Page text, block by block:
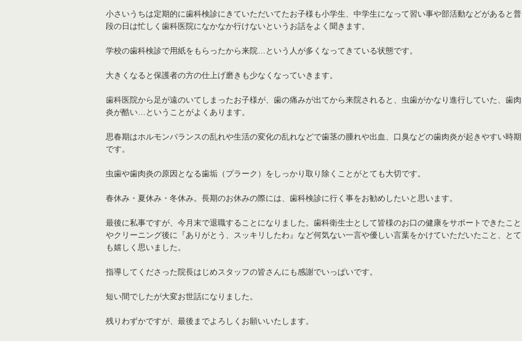
小さいうちは定期的に歯科検診にきていただいてたお子様も小学生、中学生になって習い事や部活動などがあると普
段の日は忙しく歯科医院になかなか行けないというお話をよく聞きます。
学校の歯科検診で用紙をもらったから来院…という人が多くなってきている状態です。
大きくなると保護者の方の仕上げ磨きも少なくなっていきます。
歯科医院から足が遠のいてしまったお子様が、歯の痛みが出てから来院されると、虫歯がかなり進行していた、歯肉
炎が酷い…ということがよくあります。
思春期はホルモンバランスの乱れや生活の変化の乱れなどで歯茎の腫れや出血、口臭などの歯肉炎が起きやすい時期
です。
虫歯や歯肉炎の原因となる歯垢（プラーク）をしっかり取り除くことがとても大切です。
春休み・夏休み・冬休み。長期のお休みの際には、歯科検診に行く事をお勧めしたいと思います。
最後に私事ですが、今月末で退職することになりました。歯科衛生士として皆様のお口の健康をサポートできたこと
やクリーニング後に『ありがとう、スッキリしたわ』など何気ない一言や優しい言葉をかけていただいたこと、とて
も嬉しく思いました。
指導してくださった院長はじめスタッフの皆さんにも感謝でいっぱいです。
短い間でしたが大変お世話になりました。
残りわずかですが、最後までよろしくお願いいたします。